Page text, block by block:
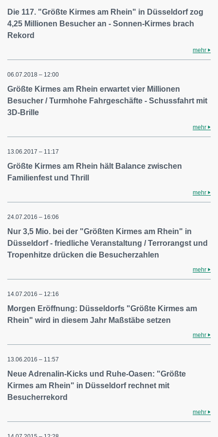
Die 117. "Größte Kirmes am Rhein" in Düsseldorf zog
4,25 Millionen Besucher an - Sonnen-Kirmes brach
Rekord
mehr
06.07.2018 – 12:00
Größte Kirmes am Rhein erwartet vier Millionen
Besucher / Turmhohe Fahrgeschäfte - Schussfahrt mit
3D-Brille
mehr
13.06.2017 – 11:17
Größte Kirmes am Rhein hält Balance zwischen
Familienfest und Thrill
mehr
24.07.2016 – 16:06
Nur 3,5 Mio. bei der "Größten Kirmes am Rhein" in
Düsseldorf - friedliche Veranstaltung / Terrorangst und
Tropenhitze drücken die Besucherzahlen
mehr
14.07.2016 – 12:16
Morgen Eröffnung: Düsseldorfs "Größte Kirmes am
Rhein" wird in diesem Jahr Maßstäbe setzen
mehr
13.06.2016 – 11:57
Neue Adrenalin-Kicks und Ruhe-Oasen: "Größte
Kirmes am Rhein" in Düsseldorf rechnet mit
Besucherrekord
mehr